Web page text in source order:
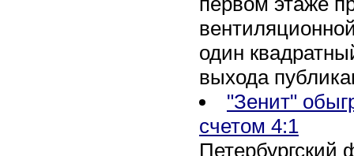
один
выхода
"Зенит"
счетом 4:1
Петербургский